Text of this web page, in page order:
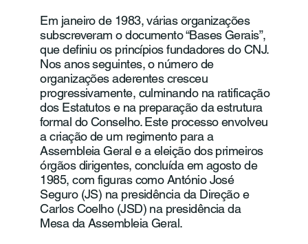
Em janeiro de 1983, várias organizações
subscreveram o documento “Bases Gerais”,
que definiu os princípios fundadores do CNJ.
Nos anos seguintes, o número de
organizações aderentes cresceu
progressivamente, culminando na ratificação
dos Estatutos e na preparação da estrutura
formal do Conselho. Este processo envolveu
a criação de um regimento para a
Assembleia Geral e a eleição dos primeiros
órgãos dirigentes, concluída em agosto de
1985, com figuras como António José
Seguro (JS) na presidência da Direção e
Carlos Coelho (JSD) na presidência da
Mesa da Assembleia Geral.